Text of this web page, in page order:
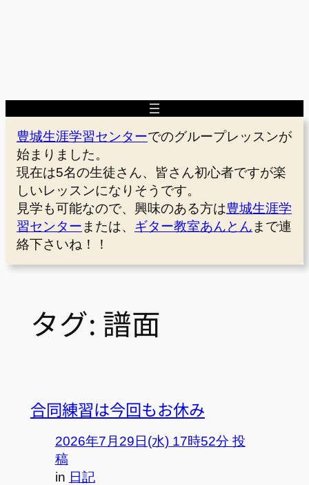
豊城生涯学習センターでのグループレッスンが
始まりました。
現在は5名の生徒さん、皆さん初心者ですが楽
しいレッスンになりそうです。
見学も可能なので、興味のある方は豊城生涯学
習センター または、 ギター教室あんとん まで連
絡下さいね！！
タグ: 譜面
合同練習は今回もお休み
2026年7月29日(水) 17時52分 投
稿
in 日記